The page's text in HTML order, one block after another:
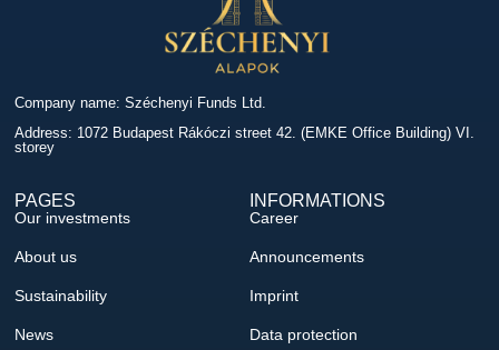
Company name: Széchenyi Funds Ltd.
Address: 1072 Budapest Rákóczi street 42. (EMKE Office Building) VI.
storey
PAGES
Our investments
About us
Sustainability
News
INFORMATIONS
Career
Announcements
Imprint
Data protection